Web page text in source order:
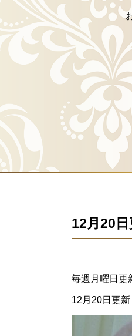
12月20
毎週月曜日更
12月20日更